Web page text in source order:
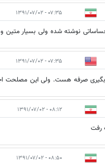
۰۷:۳۵ - ۱۳۹۱/۰۷/۰۲
نوشته شده ولی بسیار
۰۷:۳۵ - ۱۳۹۱/۰۷/۰۲
صرفه هست. ولی این مصلحت
۰۸:۱۲ - ۱۳۹۱/۰۷/۰۲
رفت
۰۸:۵۰ - ۱۳۹۱/۰۷/۰۲